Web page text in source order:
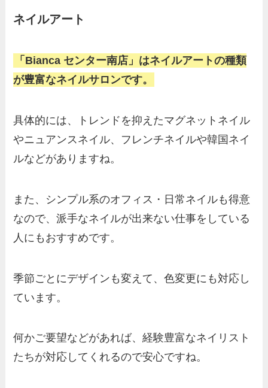
ネイルアート
「Bianca センター南店」はネイルアートの種類
が豊富なネイルサロンです。
具体的には、トレンドを抑えたマグネットネイル
やニュアンスネイル、フレンチネイルや韓国ネイ
ルなどがありますね。
また、シンプル系のオフィス・日常ネイルも得意
なので、派手なネイルが出来ない仕事をしている
人にもおすすめです。
季節ごとにデザインも変えて、色変更にも対応し
ています。
何かご要望などがあれば、経験豊富なネイリスト
たちが対応してくれるので安心ですね。